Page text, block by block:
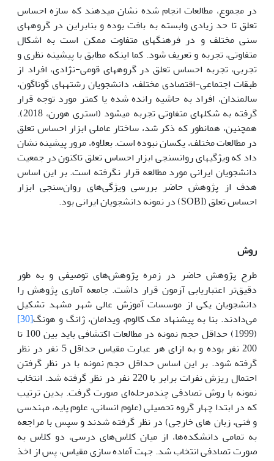
در مجموع، مطالعات انجام شده نشان می­دهند که سازه احساس
تعلق تا حد زیادی وابسته به بافت بوده و بنابراین در گروه­های
سنی مختلف و در فرهنگ­های متفاوت ممکن است به اشکال
متفاوتی، تجربه و تعریف شود. کما اینکه مطابق با پیشینه نظری و
تجربی، تجربه احساس تعلق در گروه­های قومی-نژادی، افراد از
طبقات اجتماعی-اقتصادی مختلف، دانشجویان رشته­های گوناگون،
سالمندان، افراد به حاشیه رانده شده یا کمتر مورد توجه قرار
گرفته به شکل­های متفاوتی تجربه می­شود (استری هورن، 2018).
همچنین، همان­طور که ذکر شد، ساختار عاملی ابزار احساس تعلق
در مطالعات مختلف، یکسان نبوده است. بعلاوه، مرور پیشینه نشان
داد که ویژگی­های روان­سنجی ابزار احساس تعلق تاکنون در جمعیت
دانشجویان ایرانی مورد مطالعه قرار نگرفته است. بر این اساس
هدف از پژوهش حاضر بررسی ویژگی‌های روان‌سنجی ابزار
احساس تعلق (SOBI) در نمونه دانشجویان ایرانی بود.
روش
طرح پژوهش حاضر در زمره پژوهش‌های توصیفی و به طور
دقیق‌تر اعتباریابی آزمون قرار داشت. جامعه آماری پژوهش را
دانشجویان یکی از موسسات آموزش عالی شهر مشهد تشکیل
می‌دادند. بنا به پیشنهاد مک کالوم، ویدامان، ژانگ و هونگ[30]
(1999) حداقل حجم نمونه در مطالعات اکتشافی باید بین 100 تا
200 نفر بوده و به ازای هر عبارت مقیاس حداقل 5 نفر در نظر
گرفته شود. بر این اساس حداقل حجم نمونه با در نظر گرفتن
احتمال ریزش نفرات برابر با 220 نفر در نظر گرفته شد. انتخاب
نمونه با روش تصادفی چندمرحله‌ای صورت گرفت. بدین ترتیب
که در ابتدا چهار گروه تحصیلی (علوم انسانی، علوم پایه، مهندسی
و فنی، زبان های خارجی) در نظر گرفته شدند و سپس با مراجعه
به تمامی دانشکده‌ها، از میان کلاس‌های درسی، دو کلاس به
صورت تصادفی انتخاب شد. جهت آماده سازی مقیاس، پس از اخذ